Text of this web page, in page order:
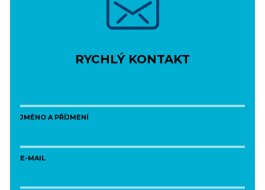
RYCHLÝ KONTAKT
JMÉNO A PŘÍJMENÍ
E-MAIL